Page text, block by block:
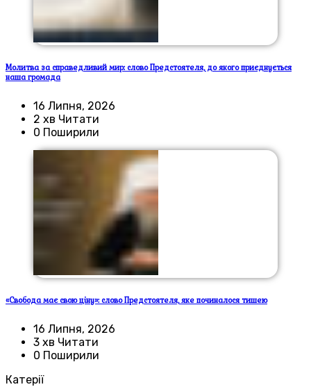
Молитва за справедливий мир: слово Предстоятеля, до якого приєднується
наша громада
16 Липня, 2026
2 хв Читати
0 Поширили
«Свобода має свою ціну»: слово Предстоятеля, яке починалося тишею
16 Липня, 2026
3 хв Читати
0 Поширили
Катерії